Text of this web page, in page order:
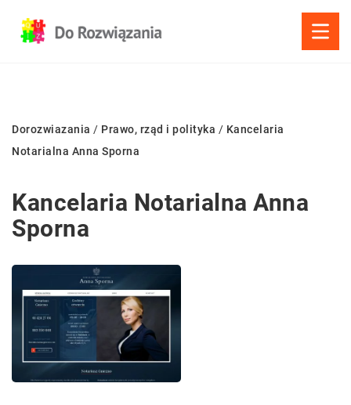
Dorozwiazania / Prawo, rząd i polityka / Kancelaria
Notarialna Anna Sporna
Kancelaria Notarialna Anna
Sporna